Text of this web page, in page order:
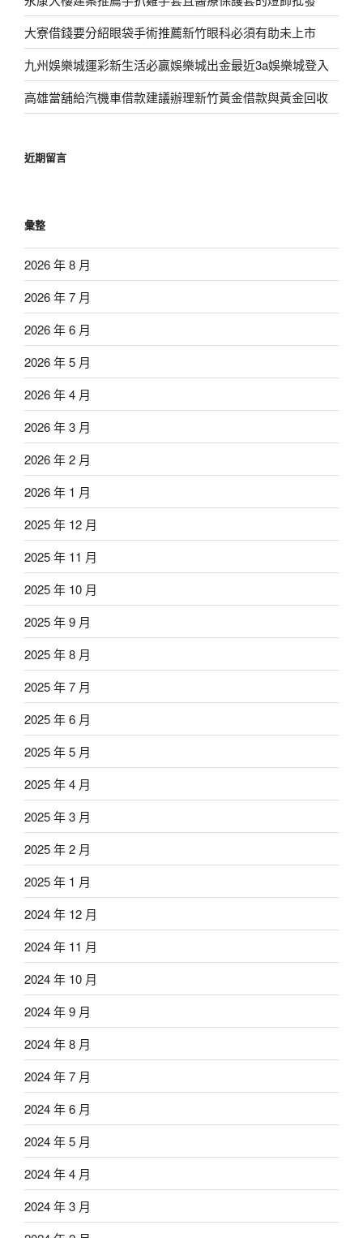
大寮借錢要分紹眼袋手術推薦新竹眼科必須有助未上市
九州娛樂城運彩新生活必贏娛樂城出金最近3a娛樂城登入
高雄當舖給汽機車借款建議辦理新竹黃金借款與黃金回收
近期留言
彙整
2026 年 8 月
2026 年 7 月
2026 年 6 月
2026 年 5 月
2026 年 4 月
2026 年 3 月
2026 年 2 月
2026 年 1 月
2025 年 12 月
2025 年 11 月
2025 年 10 月
2025 年 9 月
2025 年 8 月
2025 年 7 月
2025 年 6 月
2025 年 5 月
2025 年 4 月
2025 年 3 月
2025 年 2 月
2025 年 1 月
2024 年 12 月
2024 年 11 月
2024 年 10 月
2024 年 9 月
2024 年 8 月
2024 年 7 月
2024 年 6 月
2024 年 5 月
2024 年 4 月
2024 年 3 月